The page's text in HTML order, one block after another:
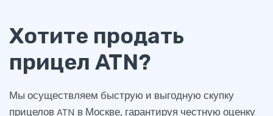
Хотите продать
прицел ATN?
Мы осуществляем быструю и выгодную скупку
прицелов ATN в Москве, гарантируя честную оценку